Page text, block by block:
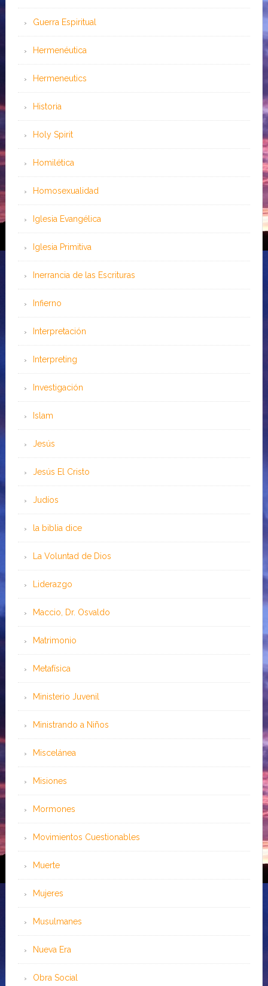
Guerra Espiritual
Hermenéutica
Hermeneutics
Historia
Holy Spirit
Homilética
Homosexualidad
Iglesia Evangélica
Iglesia Primitiva
Inerrancia de las Escrituras
Infierno
Interpretación
Interpreting
Investigación
Islam
Jesús
Jesús El Cristo
Judíos
la biblia dice
La Voluntad de Dios
Liderazgo
Maccio, Dr. Osvaldo
Matrimonio
Metafísica
Ministerio Juvenil
Ministrando a Niños
Miscelánea
Misiones
Mormones
Movimientos Cuestionables
Muerte
Mujeres
Musulmanes
Nueva Era
Obra Social